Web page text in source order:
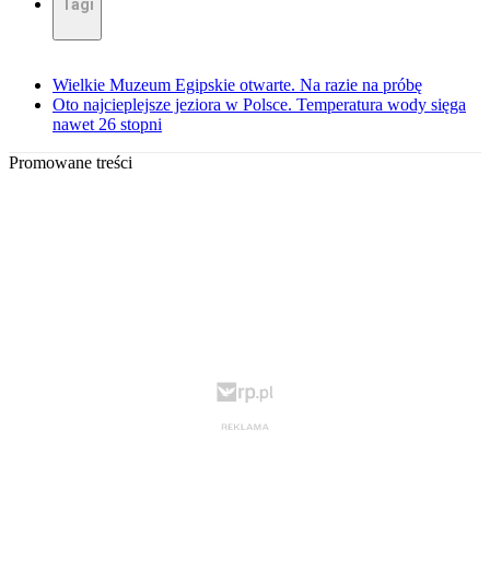
Tagi
Wielkie Muzeum Egipskie otwarte. Na razie na próbę
Oto najcieplejsze jeziora w Polsce. Temperatura wody sięga
nawet 26 stopni
Promowane treści